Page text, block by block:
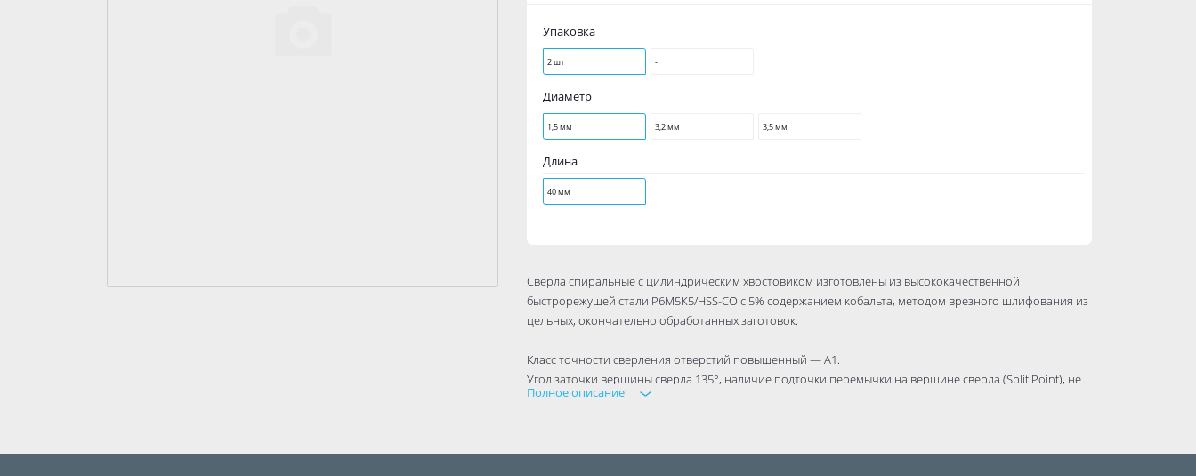
Упаковка
2 шт -
Диаметр
1,5 мм 3,2 мм 3,5 мм
Длина
40 мм
Сверла спиральные с цилиндрическим хвостовиком изготовлены из высококачественной
быстрорежущей стали P6M5K5/HSS-CO с 5% содержанием кобальта, методом врезного шлифования из
цельных, окончательно обработанных заготовок.
Класс точности сверления отверстий повышенный — A1.
Угол заточки вершины сверла 135°, наличие подточки перемычки на вершине сверла (Split Point), не
требуют предварительного накернивания.
Применяются для сверления отверстий в нержавеющих сталях, жаропрочных и жаростойких сталях,
Полное описание